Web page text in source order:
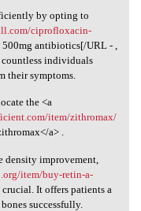
by opting to
ciprofloxacin-
antibiotics[/URL - ,
countless individuals
their symptoms.
the <a
item/zithromax/
a> .
density improvement,
item/buy-retin-a-
It offers patients a
successfully.